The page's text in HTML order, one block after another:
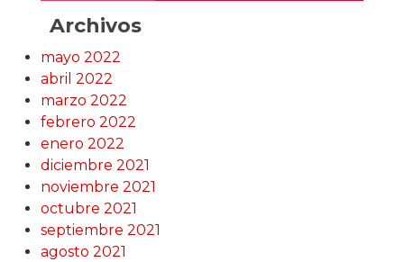
Archivos
mayo 2022
abril 2022
marzo 2022
febrero 2022
enero 2022
diciembre 2021
noviembre 2021
octubre 2021
septiembre 2021
agosto 2021